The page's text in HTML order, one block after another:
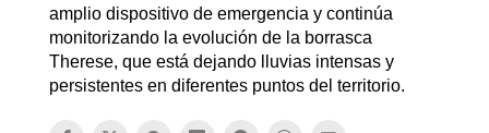
amplio dispositivo de emergencia y continúa
monitorizando la evolución de la borrasca
Therese, que está dejando lluvias intensas y
persistentes en diferentes puntos del territorio.